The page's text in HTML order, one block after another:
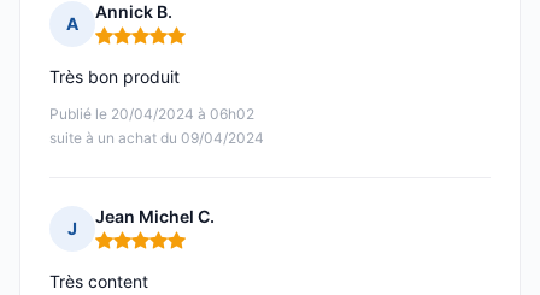
A
Annick B.
Note : 5 sur 5
Publié le 20/04/2024 à 06h02
suite à un achat du 09/04/2024
Très bon produit
J
Jean Michel C.
Note : 5 sur 5
Très content